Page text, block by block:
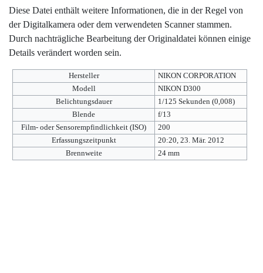
Diese Datei enthält weitere Informationen, die in der Regel von
der Digitalkamera oder dem verwendeten Scanner stammen.
Durch nachträgliche Bearbeitung der Originaldatei können einige
Details verändert worden sein.
Hersteller
NIKON CORPORATION
Modell
NIKON D300
Belichtungsdauer
1/125 Sekunden (0,008)
Blende
f/13
Film- oder Sensorempfindlichkeit (ISO)
200
Erfassungszeitpunkt
20:20, 23. Mär. 2012
Brennweite
24 mm